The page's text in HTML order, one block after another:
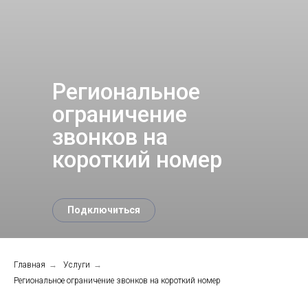
Региональное
ограничение
звонков на
короткий номер
Подключиться
Главная → Услуги →
Региональное ограничение звонков на короткий номер